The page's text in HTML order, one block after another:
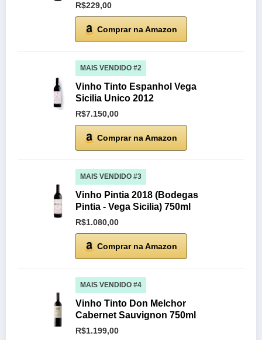
R$229,00
Comprar na Amazon
MAIS VENDIDO #2
Vinho Tinto Espanhol Vega
Sicilia Unico 2012
R$7.150,00
Comprar na Amazon
MAIS VENDIDO #3
Vinho Pintia 2018 (Bodegas
Pintia - Vega Sicilia) 750ml
R$1.080,00
Comprar na Amazon
MAIS VENDIDO #4
Vinho Tinto Don Melchor
Cabernet Sauvignon 750ml
R$1.199,00